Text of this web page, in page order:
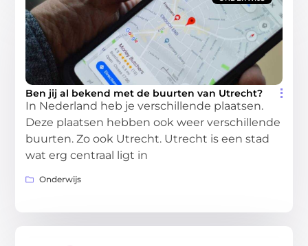
Ben jij al bekend met de buurten van Utrecht?
In Nederland heb je verschillende plaatsen.
Deze plaatsen hebben ook weer verschillende
buurten. Zo ook Utrecht. Utrecht is een stad
wat erg centraal ligt in
Onderwijs